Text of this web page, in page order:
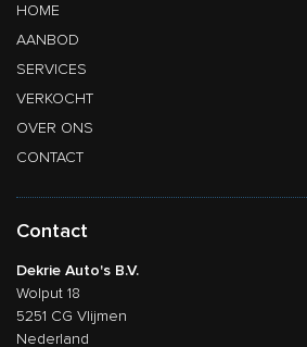
HOME
AANBOD
SERVICES
VERKOCHT
OVER ONS
CONTACT
Contact
Dekrie Auto's B.V.
Wolput 18
5251 CG Vlijmen
Nederland